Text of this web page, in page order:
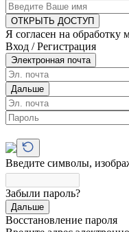
ОТКРЫТЬ ДОСТУП
Я согласен на
Вход / Регистрация
Электронная почта
Дальше
Введите символы,
Забыли пароль?
Дальше
Восстановление пароля